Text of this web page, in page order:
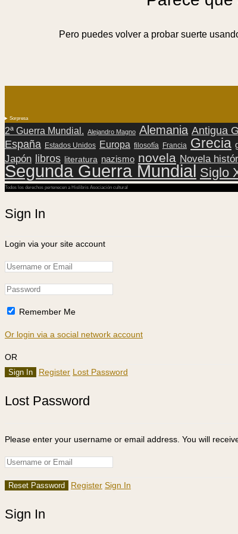
Pero puedes volver a probar suerte
Sorpresa
2ª Guerra Mundial. Alejandro Magno Alemania Antigua
España Estados Unidos Europa filosofía Francia Grecia
Japón libros literatura nazismo novela Novela
Segunda Guerra Mundial Siglo
Todos los derechos pertenecen a Hislibris Asociación cultural
Sign In
Login via your site account
Remember Me
Or login via a social network account
OR
Register Lost Password
Lost Password
Please enter your username or email address. You will
Register Sign In
Sign In